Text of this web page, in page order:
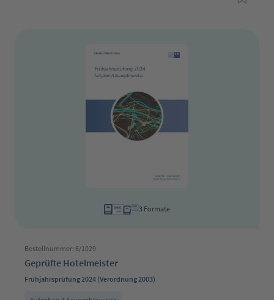
3 Formate
Bestellnummer: 6/1029
Geprüfte Hotelmeister
Frühjahrsprüfung 2024 (Verordnung 2003)